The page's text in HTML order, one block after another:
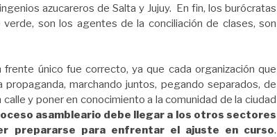
azucareros de Salta y Jujuy. En fin, los burócratas
son los agentes de la conciliación de clases, son
único fue correcto, ya que cada organización que
marchando juntos, pegando separados, de
y poner en conocimiento a la comunidad de la ciudad
asambleario debe llegar a los otros sectores
prepararse para enfrentar el ajuste en curso.